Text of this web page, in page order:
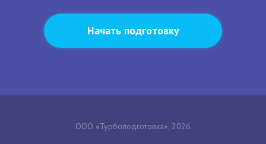
Начать подготовку
ООО «Турбоподготовка», 2026